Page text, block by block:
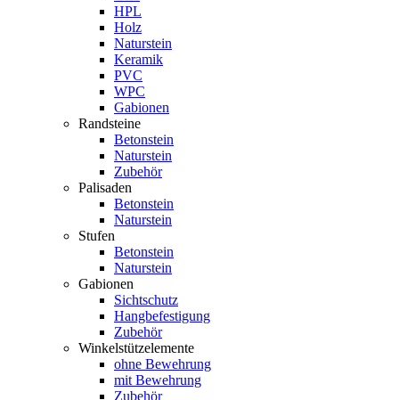
HPL
Holz
Naturstein
Keramik
PVC
WPC
Gabionen
Randsteine
Betonstein
Naturstein
Zubehör
Palisaden
Betonstein
Naturstein
Stufen
Betonstein
Naturstein
Gabionen
Sichtschutz
Hangbefestigung
Zubehör
Winkelstützelemente
ohne Bewehrung
mit Bewehrung
Zubehör